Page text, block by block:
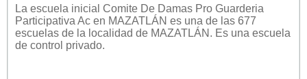
La escuela inicial Comite De Damas Pro Guarderia
Participativa Ac en MAZATLÁN es una de las 677
escuelas de la localidad de MAZATLÁN . Es una escuela
de control privado.